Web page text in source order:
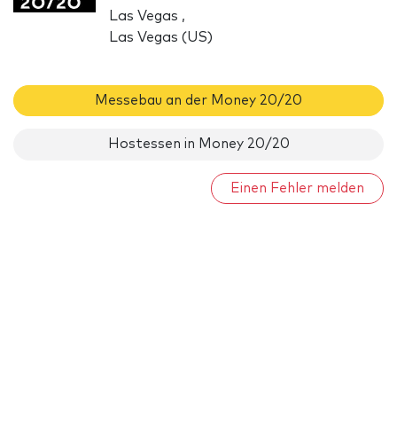
Las Vegas ,
Las Vegas (US)
Messebau an der Money 20/20
Hostessen in Money 20/20
Einen Fehler melden